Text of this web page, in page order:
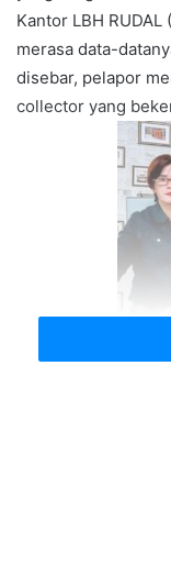
Kantor LBH
merasa data-
disebar, pelapor
collector yang
“Hari ini kami
pinjaman online
pencemaran nama